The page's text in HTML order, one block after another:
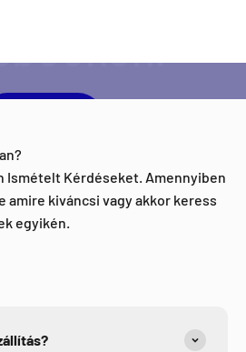
Ismételt Kérdéseket. Amennyiben
amire kiváncsi vagy akkor keress
egyikén.